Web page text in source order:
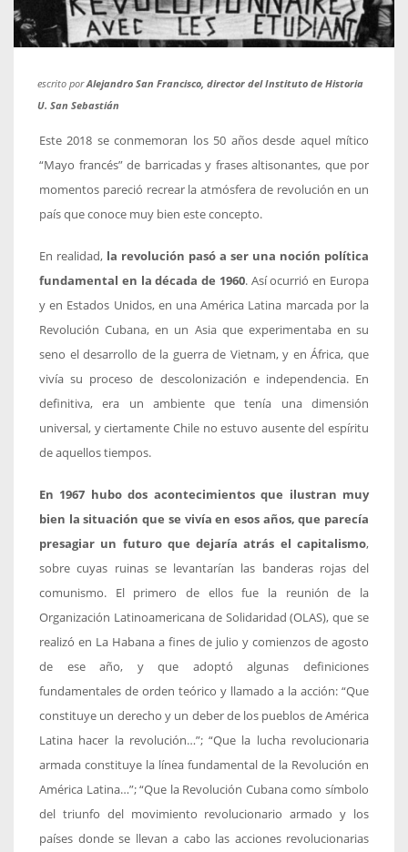
escrito porAlejandro San Francisco, director del Instituto de Historia
U. San Sebastián
Este 2018 se conmemoran los 50 años desde aquel mítico
“Mayo francés” de barricadas y frases altisonantes, que por
momentos pareció recrear la atmósfera de revolución en un
país que conoce muy bien este concepto.
En realidad, la revolución pasó a ser una noción política
fundamental en la década de 1960. Así ocurrió en Europa
y en Estados Unidos, en una América Latina marcada por la
Revolución Cubana, en un Asia que experimentaba en su
seno el desarrollo de la guerra de Vietnam, y en África, que
vivía su proceso de descolonización e independencia. En
definitiva, era un ambiente que tenía una dimensión
universal, y ciertamente Chile no estuvo ausente del espíritu
de aquellos tiempos.
En 1967 hubo dos acontecimientos que ilustran muy
bien la situación que se vivía en esos años, que parecía
presagiar un futuro que dejaría atrás el capitalismo,
sobre cuyas ruinas se levantarían las banderas rojas del
comunismo. El primero de ellos fue la reunión de la
Organización Latinoamericana de Solidaridad (OLAS), que se
realizó en La Habana a fines de julio y comienzos de agosto
de ese año, y que adoptó algunas definiciones
fundamentales de orden teórico y llamado a la acción: “Que
constituye un derecho y un deber de los pueblos de América
Latina hacer la revolución…”; “Que la lucha revolucionaria
armada constituye la línea fundamental de la Revolución en
América Latina…”; “Que la Revolución Cubana como símbolo
del triunfo del movimiento revolucionario armado y los
países donde se llevan a cabo las acciones revolucionarias